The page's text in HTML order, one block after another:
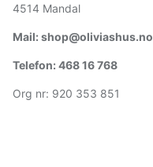
4514 Mandal
Mail: shop@oliviashus.no
Telefon: 468 16 768
Org nr: 920 353 851